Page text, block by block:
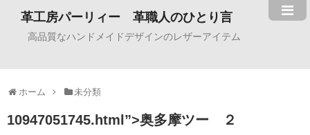
革工房パーリィー 革職人のひとり言
高品質なハンドメイドデザインのレザーアイテム
ホーム 未分類
10947051745.html”>奥多摩ツー ２